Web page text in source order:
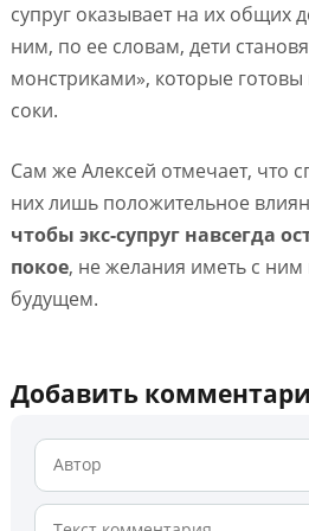
супруг оказывает на их общих
ним, по ее словам, дети
монстриками», которые
соки.
Сам же Алексей отмечает, что
них лишь положительное
чтобы экс-супруг навсегда
покое, не желания иметь с
будущем.
Добавить